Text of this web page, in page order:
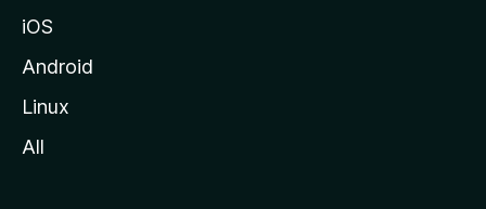
с
у
M
i
iOS
Android
Linux
All